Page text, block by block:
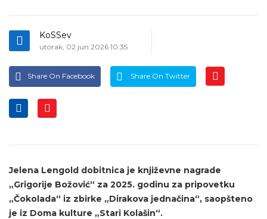
KoSSev
utorak, 02 jun 2026 10:35
Share On Facebook Share On Twitter
Jelena Lengold dobitnica je književne nagrade
„Grigorije Božović“ za 2025. godinu za pripovetku
„Čokolada“ iz zbirke „Dirakova jednačina“, saopšteno
je iz Doma kulture „Stari Kolašin“.